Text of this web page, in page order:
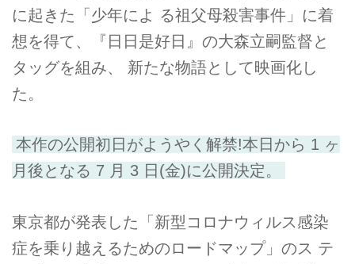
に起きた「少年によ る祖父母殺害事件」に着
想を得て、『日日是好日』の大森立嗣監督と
タッグを組み、 新たな物語として映画化し
た。
本作の公開初日がようやく解禁!本日から 1 ヶ
月後となる 7 月 3 日(金)に公開決定。
東京都が発表した「新型コロナウィルス感染
症を乗り越えるためのロードマップ」のス テ